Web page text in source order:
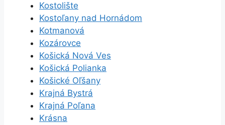
Kostolište
Kostoľany nad Hornádom
Kotmanová
Kozárovce
Košická Nová Ves
Košická Polianka
Košické Oľšany
Krajná Bystrá
Krajná Poľana
Krásna